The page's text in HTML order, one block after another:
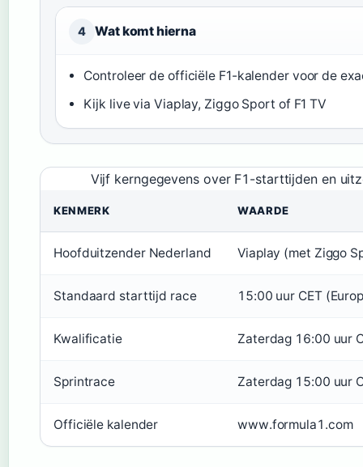
4 Wat komt hierna
Controleer de officiële F1-kalender voor de
Kijk live via Viaplay, Ziggo Sport of F1 TV
Vijf kerngegevens over F1-starttijden en
KENMERK WAARDE
Hoofduitzender Nederland Viaplay (met Ziggo
Standaard starttijd race 15:00 uur CET
Kwalificatie Zaterdag 16:00 uur
Sprintrace Zaterdag 15:00 uur
Officiële kalender www.formula1.com